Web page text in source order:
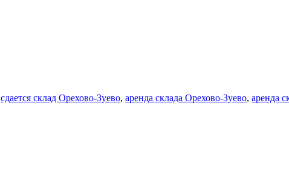
сдается склад Орехово-Зуево, аренда склада Орехово-Зуево, аренда